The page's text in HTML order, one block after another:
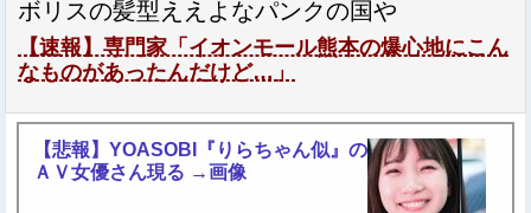
ボリスの髪型ええよなパンクの国や
【速報】専門家「イオンモール熊本の爆心地にこん
なものがあったんだけど…」
【悲報】YOASOBI『りらちゃん似』の
ＡＶ女優さん現る →画像